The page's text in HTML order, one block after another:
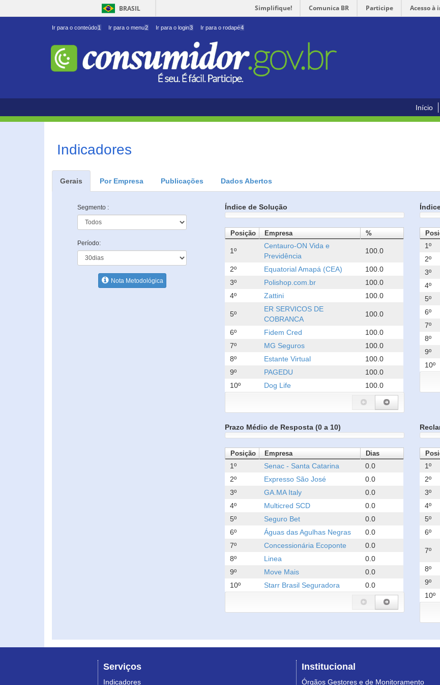
BRASIL Simplifique! Comunica BR Participe Acesso à
Ir para o conteúdo1 Ir para o menu2 Ir para o login3 Ir para o rodapé4
Início
Indicadores
Gerais Por Empresa Publicações Dados Abertos
Segmento :
Período:
Nota Metodológica
Índice de Solução
Posição Empresa %
1º
Centauro-ON Vida e
Previdência
100.0
2º Equatorial Amapá (CEA)
100.0
3º
Polishop.com.br
100.0
4º
Zattini 100.0
5º
ER SERVICOS DE
COBRANCA
100.0
6º Fidem Cred
100.0
7º
MG Seguros
100.0
8º
Estante Virtual
100.0
9º
PAGEDU
100.0
10º
Dog Life 100.0
1º
2º
3º
4º
5º
6º
7º
8º
9º
10º
Prazo Médio de Resposta (0 a 10)
Posição Empresa Dias
1º Senac - Santa Catarina
0.0
2º
Expresso São José
0.0
3º
GA.MA Italy
0.0
4º
Multicred SCD
0.0
5º
Seguro Bet
0.0
6º
Águas das Agulhas Negras
0.0
7º
Concessionária Ecoponte
0.0
8º
Linea
0.0
9º
Move Mais
0.0
10º
Starr Brasil Seguradora 0.0
1º
2º
3º
4º
5º
6º
7º
8º
9º
10º
Serviços
Indicadores
Institucional
Órgãos Gestores e de Monitoramento